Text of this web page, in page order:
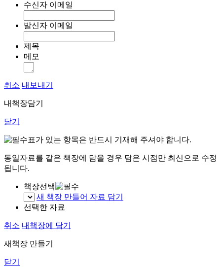
수신자 이메일
발신자 이메일
제목
메모
취소 내보내기
내책장담기
닫기
표가 있는 항목은 반드시 기재해 주셔야 합니다.
동일자료를 같은 책장에 담을 경우 담은 시점만 최신으로 수정
됩니다.
책장선택
새 책장 만들어 자료 담기
선택한 자료
취소 내책장에 담기
새책장 만들기
닫기